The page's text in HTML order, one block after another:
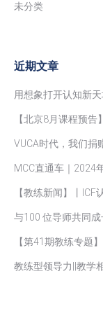
未分类
近期文章
用想象打开认知新
【北京8月课程预
VUCA时代，我们捐
MCC直通车｜2024
【教练新闻】丨ICF
与100 位导师共同
【第41期教练专题
教练型领导力||教学